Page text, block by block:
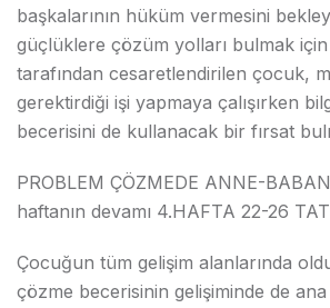
başkalarının hüküm vermesini
güçlüklere çözüm yolları bulmak
tarafından cesaretlendirilen çocuk,
gerektirdiği işi yapmaya çalışırken
becerisini de kullanacak bir fırsat
PROBLEM ÇÖZMEDE ANNE-
haftanın devamı 4.HAFTA 22-26
Çocuğun tüm gelişim alanlarında
çözme becerisinin gelişiminde de